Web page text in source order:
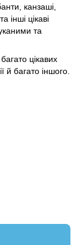
канзаші,
інші цікаві
та
цікавих
й багато іншого.